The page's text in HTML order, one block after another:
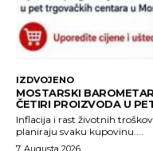
IZDVOJENO
MOSTARSKI
ČETIRI PROIZVODA U
Inflacija i rast životnih
planiraju svaku kupovinu....
7. Augusta 2026.